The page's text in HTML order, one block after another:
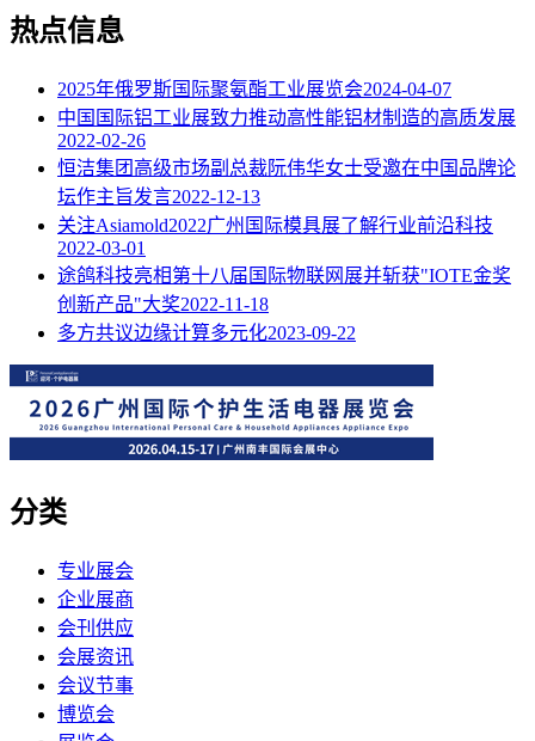
热点信息
2025年俄罗斯国际聚氨酯工业展览会2024-04-07
中国国际铝工业展致力推动高性能铝材制造的高质发展
2022-02-26
恒洁集团高级市场副总裁阮伟华女士受邀在中国品牌论
坛作主旨发言2022-12-13
关注Asiamold2022广州国际模具展了解行业前沿科技
2022-03-01
途鸽科技亮相第十八届国际物联网展并斩获"IOTE金奖
创新产品"大奖2022-11-18
多方共议边缘计算多元化2023-09-22
分类
专业展会
企业展商
会刊供应
会展资讯
会议节事
博览会